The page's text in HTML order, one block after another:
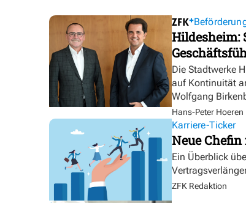
Hildesheim:
Die Stadtwerke
auf Kontinuität
Wolfgang
Hans-Peter Hoeren
Karriere-Ticker
Neue
Ein Überblick
ZFK Redaktion